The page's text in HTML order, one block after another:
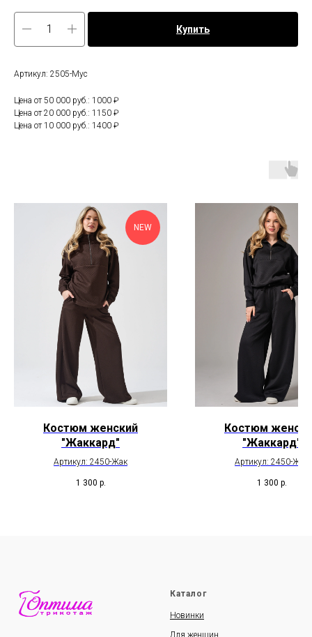
Купить
Артикул: 2505-Мус
Цена от 50 000 руб.: 1000 ₽
Цена от 20 000 руб.: 1150 ₽
Цена от 10 000 руб.: 1400 ₽
NEW
Костюм женский
"Жаккард"
Артикул: 2450-Жак
1 300 р.
Костюм
"Жаккард"
Артикул: 2450-Жак
1 300 р.
Каталог
Новинки
Для женщин